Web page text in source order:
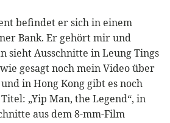
befindet er sich in einem
Bank. Er gehört mir und
sieht Ausschnitte in Leung Tings
gesagt noch mein Video über
in Hong Kong gibt es noch
„Yip Man, the Legend“, in
aus dem 8-mm-Film